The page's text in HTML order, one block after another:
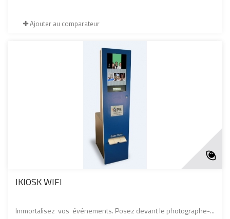
Ajouter au comparateur
IKIOSK WIFI
Immortalisez vos événements. Posez devant le photographe-...